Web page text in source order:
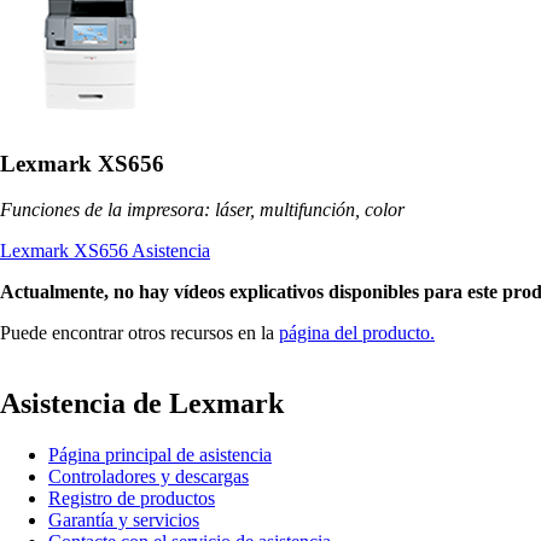
Lexmark XS656
Funciones de la impresora: láser, multifunción, color
Lexmark XS656 Asistencia
Actualmente, no hay vídeos explicativos disponibles para este
Puede encontrar otros recursos en la página del producto.
Asistencia de Lexmark
Página principal de asistencia
Controladores y descargas
Registro de productos
Garantía y servicios